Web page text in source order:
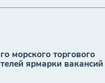
морского торгового
ярмарки вакансий